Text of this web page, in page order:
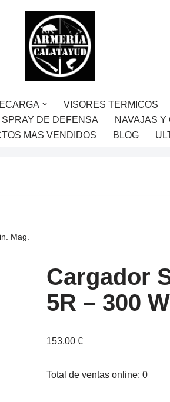
VISORES TERMICOS
SPRAY DE DEFENSA NAVAJAS Y
MAS VENDIDOS BLOG
Mag.
Cargador
5R – 300
153,00 €
Total de ventas online: 0